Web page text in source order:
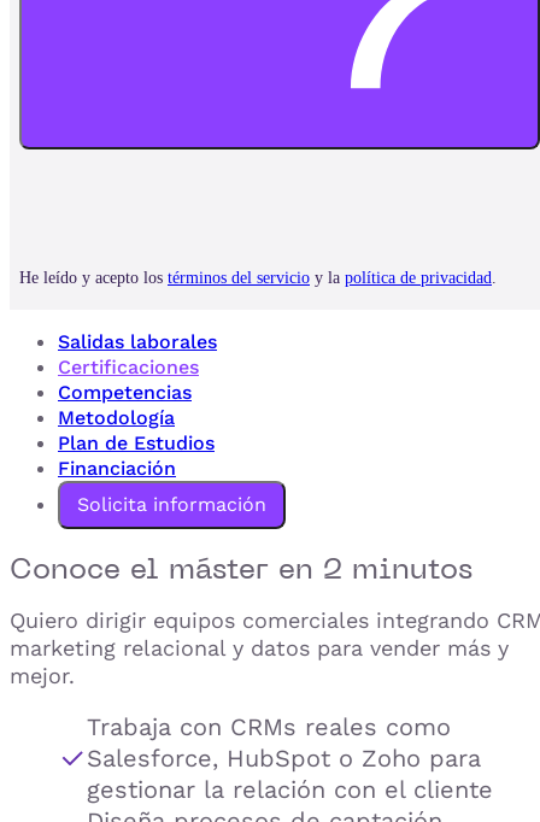
Salidas laborales
Certificaciones
Competencias
Metodología
Plan de Estudios
Financiación
Solicita información
Conoce el máster en 2 minutos
Quiero dirigir equipos comerciales integrando
marketing relacional y datos para vender más y
mejor.
Trabaja con CRMs reales como
Salesforce, HubSpot o Zoho para
gestionar la relación con el cliente